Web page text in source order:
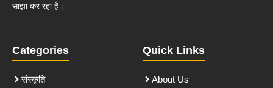
साझा कर रहा है।
Categories
संस्कृति
Quick Links
About Us